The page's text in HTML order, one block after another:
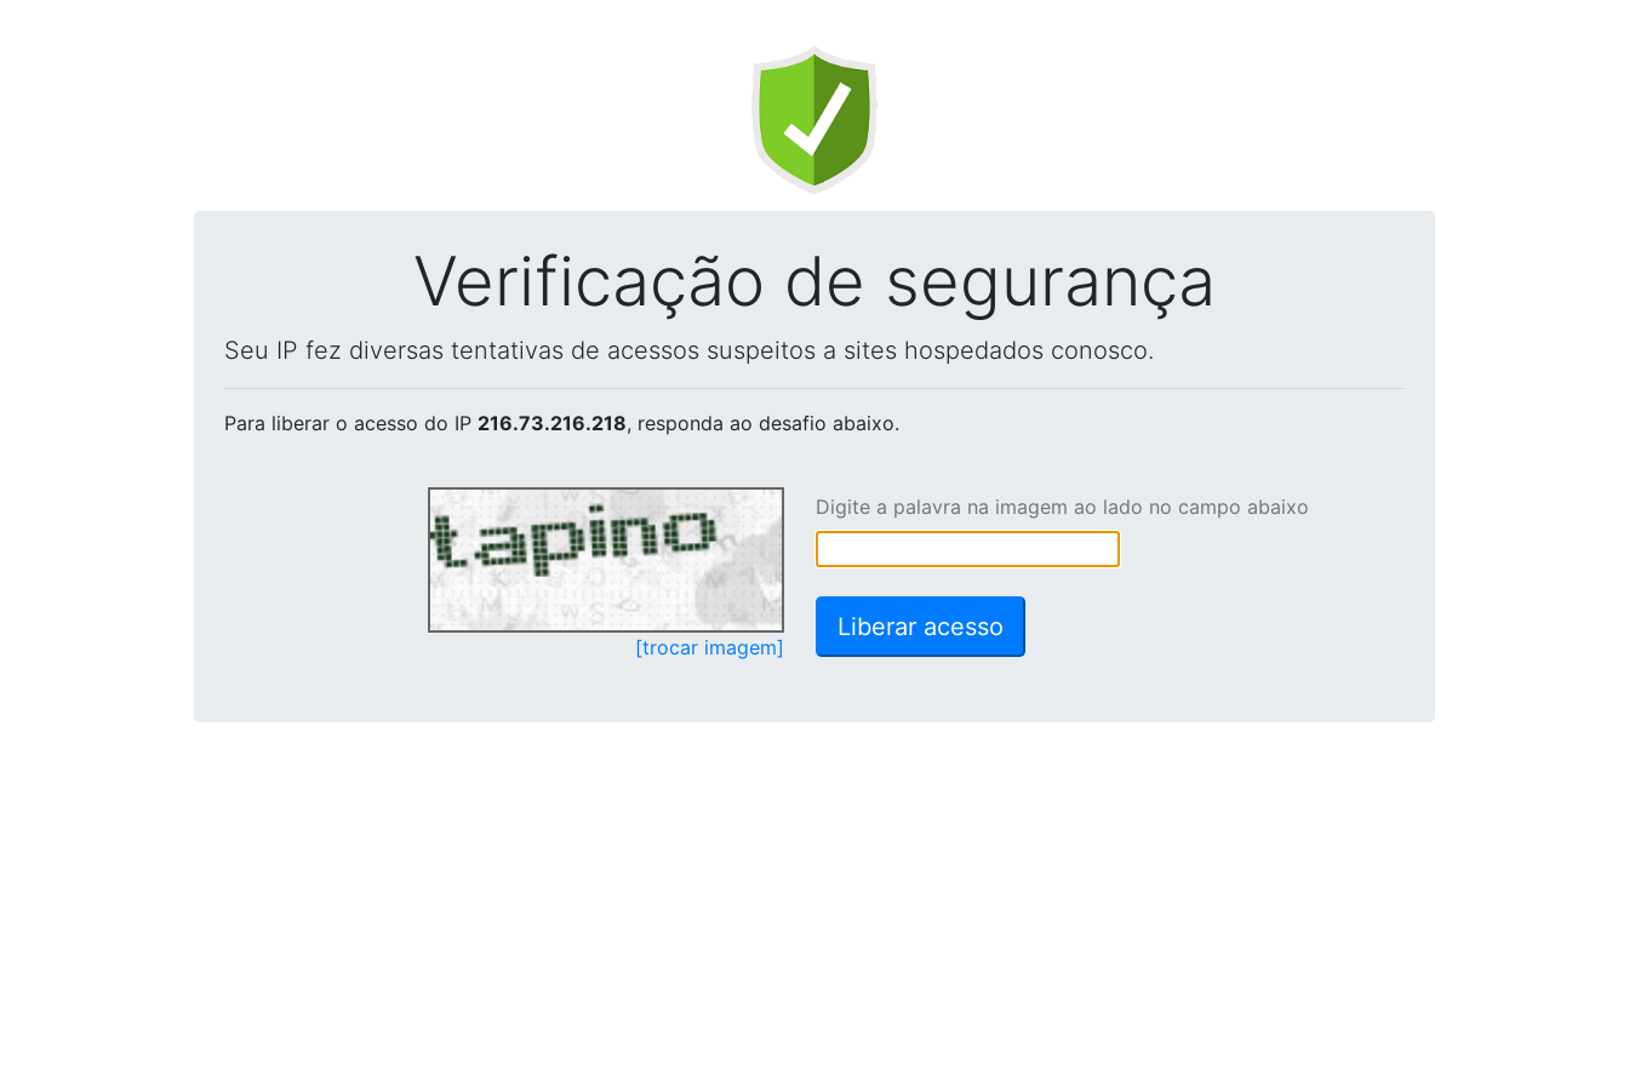
Verificação de segurança
Seu IP fez diversas tentativas de acessos suspeitos a sites hospedados conosco.
Para liberar o acesso do IP 216.73.216.218, responda ao desafio abaixo.
[trocar imagem]
Digite a palavra na imagem ao lado no campo abaixo